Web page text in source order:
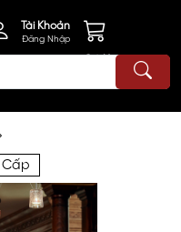
Tài Khoản
Đăng Nhập
Giỏ Hàng
Cấp